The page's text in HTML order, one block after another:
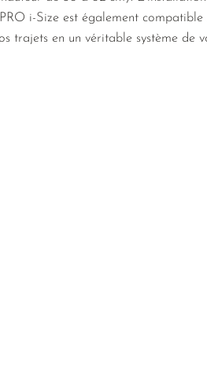
i-Size est également compatible
trajets en un véritable système de